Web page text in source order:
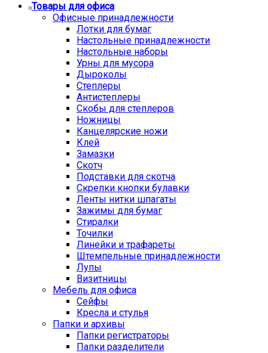
Товары для офиса
Офисные принадлежности
Лотки для бумаг
Настольные принадлежности
Настольные наборы
Урны для мусора
Дыроколы
Степлеры
Антистеплеры
Скобы для степлеров
Ножницы
Канцелярские ножи
Клей
Замазки
Скотч
Подставки для скотча
Скрепки кнопки булавки
Ленты нитки шпагаты
Зажимы для бумаг
Стиралки
Точилки
Линейки и трафареты
Штемпельные принадлежности
Лупы
Визитницы
Мебель для офиса
Сейфы
Кресла и стулья
Папки и архивы
Папки регистраторы
Папки разделители